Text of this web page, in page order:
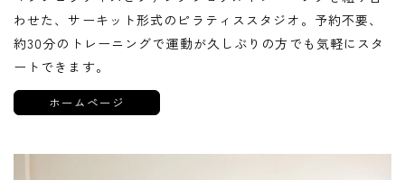
わせた、サーキット形式のピラティススタジオ。予約不要、
約30分のトレーニングで運動が久しぶりの方でも気軽にスタ
ートできます。
ホームページ